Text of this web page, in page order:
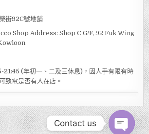
街92C號地舖
Shop Address: Shop C G/F, 92 Fuk Wing
21:45 (年初一、二及三休息)，因人手有限有時
致電是否有人在店。
Contact us